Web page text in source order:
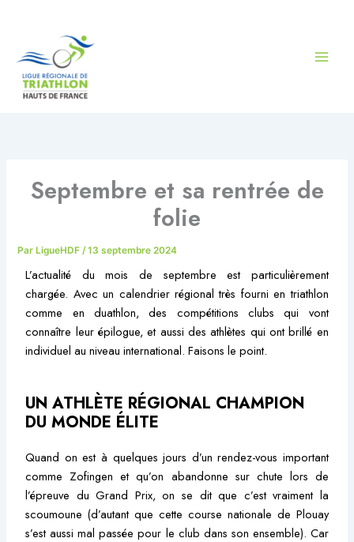
Septembre et sa rentrée de
folie
ParLigueHDF /13 septembre 2024
L’actualité du mois de septembre est particulièrement
chargée. Avec un calendrier régional très fourni en triathlon
comme en duathlon, des compétitions clubs qui vont
connaître leur épilogue, et aussi des athlètes qui ont brillé en
individuel au niveau international. Faisons le point.
UN ATHLÈTE RÉGIONAL CHAMPION
DU MONDE ÉLITE
Quand on est à quelques jours d’un rendez-vous important
comme Zofingen et qu’on abandonne sur chute lors de
l’épreuve du Grand Prix, on se dit que c’est vraiment la
scoumoune (d’autant que cette course nationale de Plouay
s’est aussi mal passée pour le club dans son ensemble). Car